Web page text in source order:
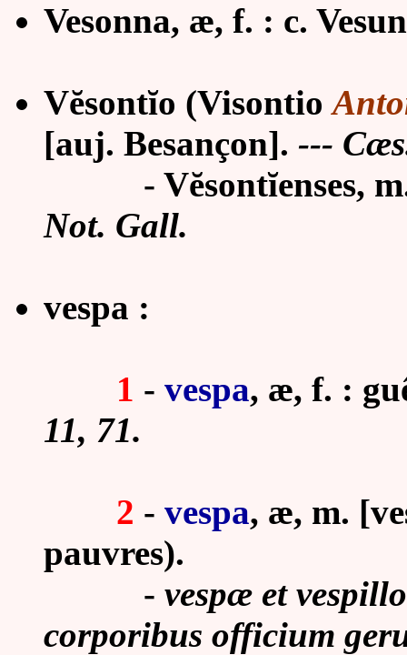
Vesonna, æ, f. : c.
Vĕsontĭo (Visontio
[auj. Besançon]. ---
- Vĕsontĭenses,
Not. Gall.
vespa :
1 - vespa, æ, f. :
11, 71.
2 - vespa, æ, m.
pauvres).
- vespæ et
corporibus officium